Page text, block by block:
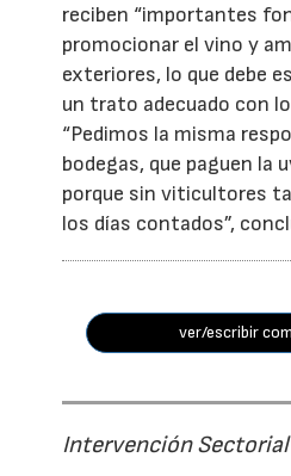
reciben “importantes
promocionar el vino y
exteriores, lo que debe
un trato adecuado con
“Pedimos la misma
bodegas, que paguen la
porque sin viticultores
los días contados”,
ver/escribir
Intervención